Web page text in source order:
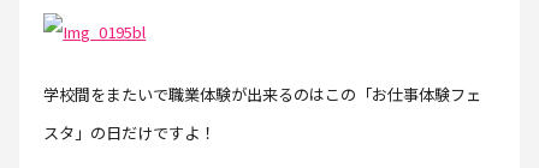
学校間をまたいで職業体験が出来るのはこの「お仕事体験フェ
スタ」の日だけですよ！